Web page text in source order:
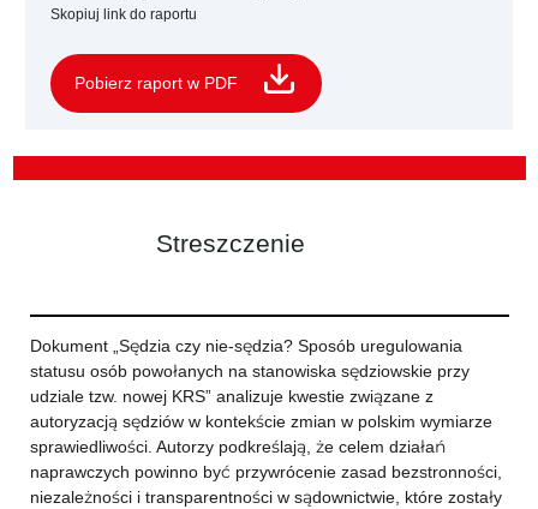
Skopiuj link do raportu
Pobierz raport w PDF
Streszczenie
Dokument „Sędzia czy nie-sędzia? Sposób uregulowania
statusu osób powołanych na stanowiska sędziowskie przy
udziale tzw. nowej KRS” analizuje kwestie związane z
autoryzacją sędziów w kontekście zmian w polskim wymiarze
sprawiedliwości. Autorzy podkreślają, że celem działań
naprawczych powinno być przywrócenie zasad bezstronności,
niezależności i transparentności w sądownictwie, które zostały